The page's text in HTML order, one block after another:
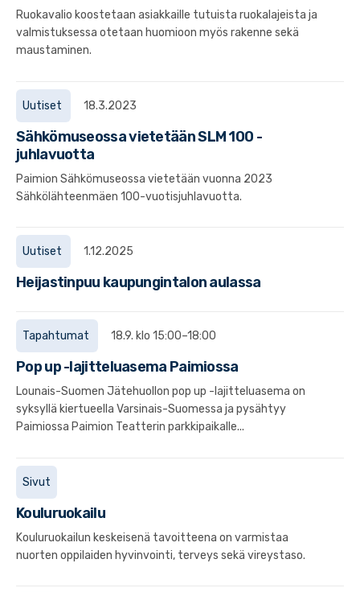
Ruokavalio koostetaan asiakkaille tutuista ruokalajeista ja
valmistuksessa otetaan huomioon myös rakenne sekä
maustaminen.
Uutiset 18.3.2023
Sähkömuseossa vietetään SLM 100 -
juhlavuotta
Paimion Sähkömuseossa vietetään vuonna 2023
Sähkölähteenmäen 100-vuotisjuhlavuotta.
Uutiset 1.12.2025
Heijastinpuu kaupungintalon aulassa
Tapahtumat 18.9. klo 15:00–18:00
Pop up -lajitteluasema Paimiossa
Lounais-Suomen Jätehuollon pop up -lajitteluasema on
syksyllä kiertueella Varsinais-Suomessa ja pysähtyy
Paimiossa Paimion Teatterin parkkipaikalle...
Sivut
Kouluruokailu
Kouluruokailun keskeisenä tavoitteena on varmistaa
nuorten oppilaiden hyvinvointi, terveys sekä vireystaso.